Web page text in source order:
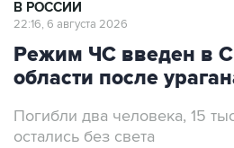
В РОССИИ
22:16, 6 августа 2026
Режим ЧС введен в
области после
Погибли два человека, 15
остались без света